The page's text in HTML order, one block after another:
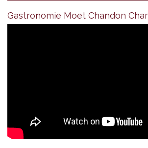
Gastronomie Moet Chandon